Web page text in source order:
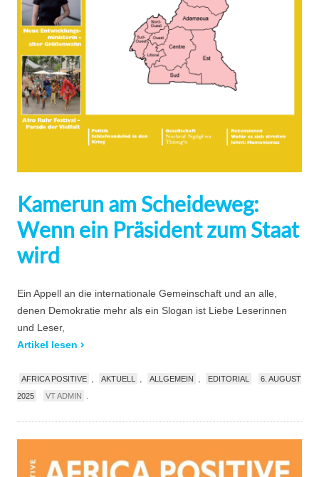
Kamerun am Scheideweg:
Wenn ein Präsident zum Staat
wird
Ein Appell an die internationale Gemeinschaft und an alle,
denen Demokratie mehr als ein Slogan ist Liebe Leserinnen
und Leser,
Artikel lesen
AFRICA POSITIVE AKTUELL ALLGEMEIN EDITORIAL
6. AUGUST
2025
VT ADMIN